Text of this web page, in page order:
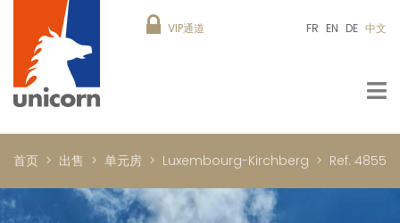
VIP通道 FR EN DE 中文
首页 出售 单元房 Luxembourg-Kirchberg Ref. 4855